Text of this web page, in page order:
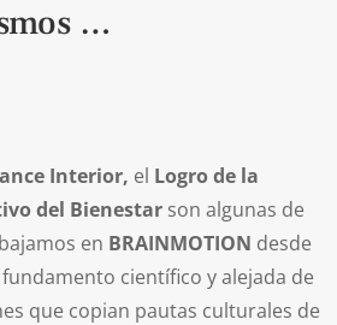
…
Interior, el Logro de la
del Bienestar son algunas de
en BRAINMOTION desde
científico y alejada de
que copian pautas culturales de